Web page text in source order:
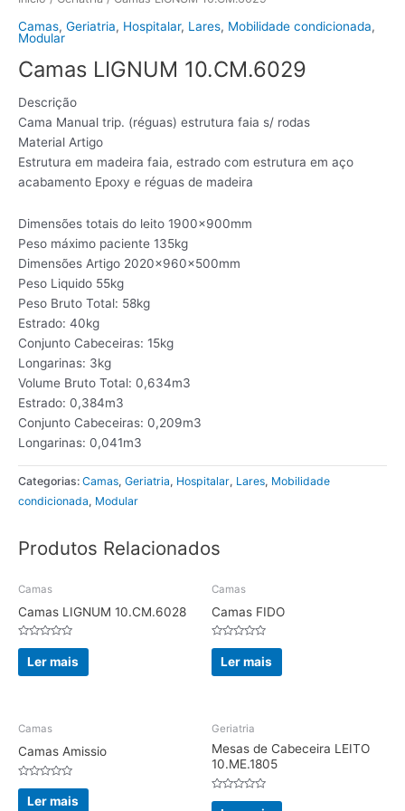
Camas, Geriatria, Hospitalar, Lares, Mobilidade condicionada,
Modular
Camas LIGNUM 10.CM.6029
Descrição
Cama Manual trip. (réguas) estrutura faia s/ rodas
Material Artigo
Estrutura em madeira faia, estrado com estrutura em aço
acabamento Epoxy e réguas de madeira
Dimensões totais do leito 1900x900mm
Peso máximo paciente 135kg
Dimensões Artigo 2020x960x500mm
Peso Liquido 55kg
Peso Bruto Total: 58kg
Estrado: 40kg
Conjunto Cabeceiras: 15kg
Longarinas: 3kg
Volume Bruto Total: 0,634m3
Estrado: 0,384m3
Conjunto Cabeceiras: 0,209m3
Longarinas: 0,041m3
Categorias: Camas, Geriatria, Hospitalar, Lares, Mobilidade
condicionada, Modular
Produtos Relacionados
Camas
Camas LIGNUM 10.CM.6028
Avaliação
de
5
Ler mais
Camas
Camas FIDO
Avaliação
de
5
Ler mais
Camas
Camas Amissio
Avaliação
deLer mais
Geriatria
Mesas de Cabeceira LEITO
10.ME.1805
Avaliação